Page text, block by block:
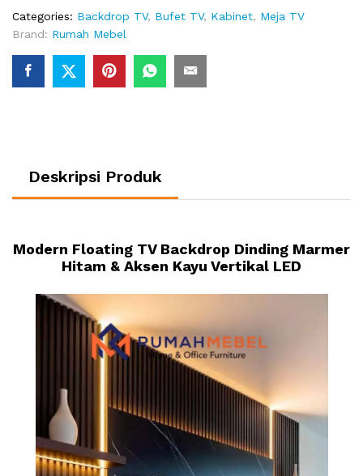
Categories: Backdrop TV, Bufet TV, Kabinet, Meja TV
Brand: Rumah Mebel
Deskripsi Produk
Modern Floating TV Backdrop Dinding Marmer
Hitam & Aksen Kayu Vertikal LED